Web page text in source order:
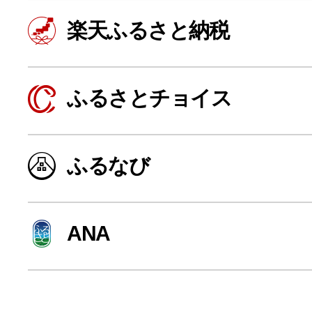
寄付上限額シミュレーション
給与所得者版
副業・パラレルワーカー
個人事業・フリーランス
楽天ふるさと納税
ふるさとチョイス
ふるなび
ANA